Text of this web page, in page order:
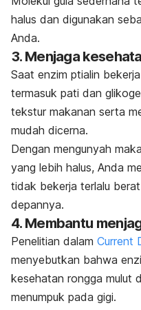
halus dan digunakan
Anda.
3. Menjaga
Saat enzim ptialin
termasuk pati dan
tekstur makanan serta
mudah dicerna.
Dengan mengunyah
yang lebih halus, Anda
tidak bekerja terlalu
depannya.
4. Membantu
Penelitian dalam Current
menyebutkan bahwa
kesehatan rongga mulut
menumpuk pada gigi.